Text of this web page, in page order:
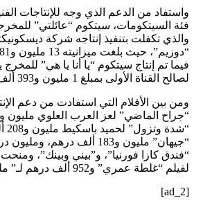
فئة السيتكومات، سيتكوم “عائلتي”
والذي تكفلت بتنفيذ إنتاجه شركة
فيما تم إنتاج سيتكوم “يا أنا يا هي”
لصالح القناة الأولى بمبلغ 1 مليون و393 ألف درهم.
“شدة
“جيهان” مليون و183 ألف درهم،
لفيلم “غلطة عمري” و952 ألف درهم لـ” مليج زهيرو”.